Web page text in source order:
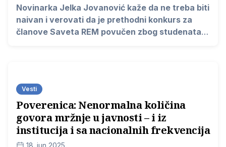
Novinarka Jelka Jovanović kaže da ne treba biti
naivan i verovati da je prethodni konkurs za
članove Saveta REM povučen zbog studenata i
Vesti
Poverenica: Nenormalna količina
govora mržnje u javnosti – i iz
institucija i sa nacionalnih frekvencija
18. jun 2025.